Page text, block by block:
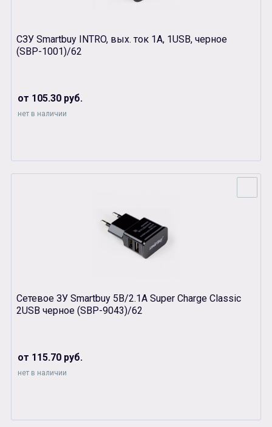
СЗУ Smartbuy INTRO, вых. ток 1А, 1USB, черное
(SBР-1001)/62
от 105.30 руб.
нет в наличии
Сетевое ЗУ Smartbuy 5В/2.1А Super Charge Classic
2USB черное (SBP-9043)/62
от 115.70 руб.
нет в наличии